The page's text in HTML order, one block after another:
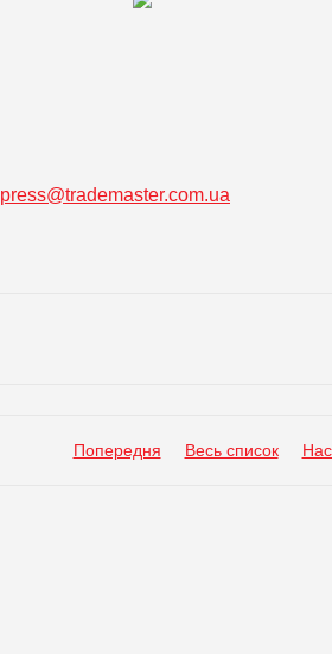
press@trademaster.com.ua
Попередня Весь список